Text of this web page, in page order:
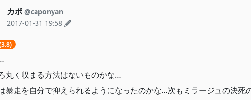
カポ @caponyan
2017-01-31 19:58
丸く収まる方法はないものかな…
暴走を自分で抑えられるようになったのかな…次もミラージュの決死